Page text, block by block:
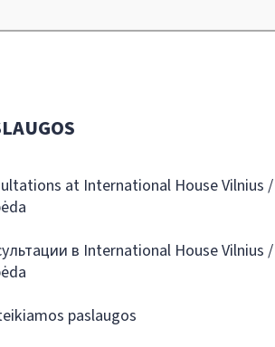
at International House Vilnius /
в International House Vilnius /
paslaugos